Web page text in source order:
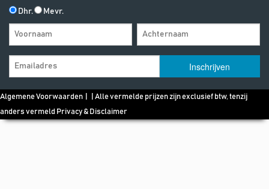
Dhr. Mevr.
Algemene Voorwaarden | | Alle vermelde prijzen zijn exclusief btw, tenzij
anders vermeld Privacy & Disclaimer